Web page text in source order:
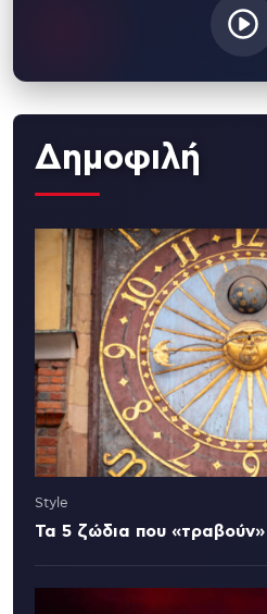
Δημοφιλή
Style
Τα 5 ζώδια που «τραβούν»